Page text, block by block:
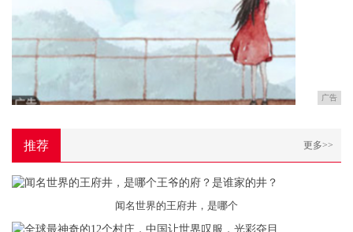
广告
推荐 更多>>
闻名世界的王府井，是哪个